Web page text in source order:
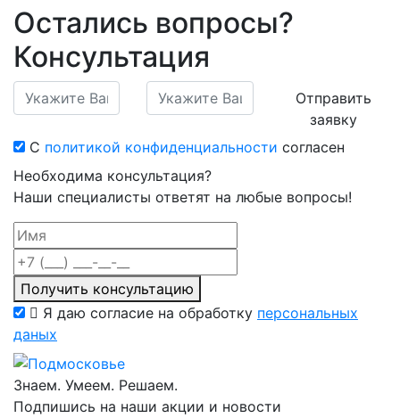
Остались вопросы?
Консультация
Отправить
заявку
С политикой конфиденциальности согласен
Необходима консультация?
Наши специалисты ответят на любые вопросы!
Получить консультацию
Я даю согласие на обработку персональных
даных
Знаем. Умеем. Решаем.
Подпишись на наши акции и новости